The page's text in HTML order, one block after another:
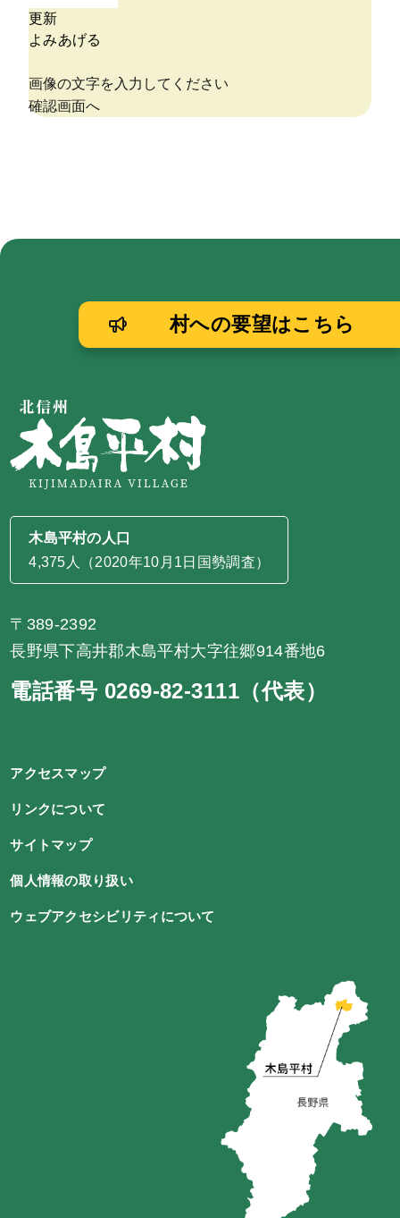
木島平村の人口
4,375人（2020年10月1日国勢調査）
〒389-2392
長野県下高井郡木島平村大字往郷914番地6
電話番号 0269-82-3111（代表）
村への要望はこちら
アクセスマップ
リンクについて
サイトマップ
個人情報の取り扱い
ウェブアクセシビリティについて